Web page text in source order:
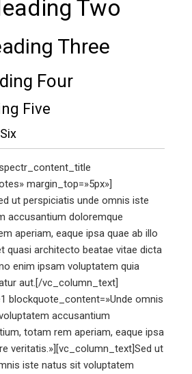
Two
Three
Four
Five
margin_top=»5px»]
ut perspiciatis unde omnis iste
accusantium doloremque
aperiam, eaque ipsa quae ab illo
quasi architecto beatae vitae dicta
enim ipsam voluptatem quia
aut.[/vc_column_text]
blockquote_content=»Unde omnis
accusantium
totam rem aperiam, eaque ipsa
veritatis.»][vc_column_text]Sed ut
iste natus sit voluptatem